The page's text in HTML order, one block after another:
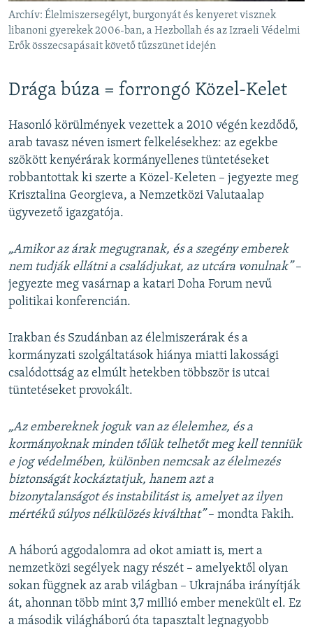
Archív: Élelmiszersegélyt, burgonyát és kenyeret visznek
libanoni gyerekek 2006-ban, a Hezbollah és az Izraeli Védelmi
Erők összecsapásait követő tűzszünet idején
Drága búza = forrongó Közel-Kelet
Hasonló körülmények vezettek a 2010 végén kezdődő,
arab tavasz néven ismert felkelésekhez: az egekbe
szökött kenyérárak kormányellenes tüntetéseket
robbantottak ki szerte a Közel-Keleten – jegyezte meg
Krisztalina Georgieva, a Nemzetközi Valutaalap
ügyvezető igazgatója.
„Amikor az árak megugranak, és a szegény emberek
nem tudják ellátni a családjukat, az utcára vonulnak”–
jegyezte meg vasárnap a katari Doha Forum nevű
politikai konferencián.
Irakban és Szudánban az élelmiszerárak és a
kormányzati szolgáltatások hiánya miatti lakossági
csalódottság az elmúlt hetekben többször is utcai
tüntetéseket provokált.
„Az embereknek joguk van az élelemhez, és a
kormányoknak minden tőlük telhetőt meg kell tenniük
e jog védelmében, különben nemcsak az élelmezés
biztonságát kockáztatjuk, hanem azt a
bizonytalanságot és instabilitást is, amelyet az ilyen
mértékű súlyos nélkülözés kiválthat”– mondta Fakih.
A háború aggodalomra ad okot amiatt is, mert a
nemzetközi segélyek nagy részét – amelyektől olyan
sokan függnek az arab világban – Ukrajnába irányítják
át, ahonnan több mint 3,7 millió ember menekült el. Ez
a második világháború óta tapasztalt legnagyobb